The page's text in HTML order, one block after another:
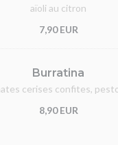
aïoli au citron
7,90 EUR
Burratina
cerises confites,
8,90 EUR